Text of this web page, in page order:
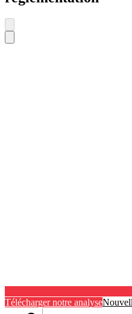
Télécharger notre analyse